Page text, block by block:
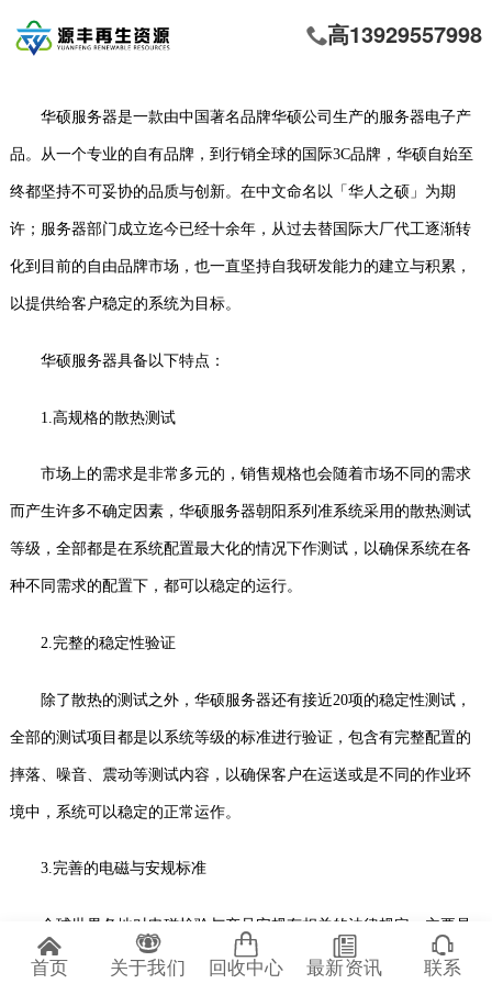
高13929557998
华硕服务器是一款由中国著名品牌华硕公司生产的服务器电子产
品。从一个专业的自有品牌，到行销全球的国际3C品牌，华硕自始至
终都坚持不可妥协的品质与创新。在中文命名以「华人之硕」为期
许；服务器部门成立迄今已经十余年，从过去替国际大厂代工逐渐转
化到目前的自由品牌市场，也一直坚持自我研发能力的建立与积累，
以提供给客户稳定的系统为目标。
华硕服务器具备以下特点：
1.高规格的散热测试
市场上的需求是非常多元的，销售规格也会随着市场不同的需求
而产生许多不确定因素，华硕服务器朝阳系列准系统采用的散热测试
等级，全部都是在系统配置最大化的情况下作测试，以确保系统在各
种不同需求的配置下，都可以稳定的运行。
2.完整的稳定性验证
除了散热的测试之外，华硕服务器还有接近20项的稳定性测试，
全部的测试项目都是以系统等级的标准进行验证，包含有完整配置的
摔落、噪音、震动等测试内容，以确保客户在运送或是不同的作业环
境中，系统可以稳定的正常运作。
3.完善的电磁与安规标准
全球世界各地对电磁检验与产品安规有相关的法律规定，主要是
对消费者的生命财产安全进行法律的保障，华硕对消费者的安全与权
首页 关于我们 回收中心 最新资讯 联系